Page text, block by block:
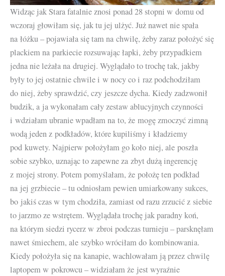
Widząc jak Stara fatalnie znosi ponad 28 stopni w domu od
wczoraj głowiłam się, jak tu jej ulżyć. Już nawet nie spała
na łóżku – pojawiała się tam na chwilę, żeby zaraz położyć się
plackiem na parkiecie rozsuwając łapki, żeby przypadkiem
jedna nie leżała na drugiej. Wyglądało to trochę tak, jakby
były to jej ostatnie chwile i w nocy co i raz podchodziłam
do niej, żeby sprawdzić, czy jeszcze dycha. Kiedy zadzwonił
budzik, a ja wykonałam cały zestaw ablucyjnych czynności
i wdziałam ubranie wpadłam na to, że mogę zmoczyć zimną
wodą jeden z podkładów, które kupiliśmy i kładziemy
pod kuwety. Najpierw położyłam go koło niej, ale poszła
sobie szybko, uznając to zapewne za zbyt dużą ingerencję
z mojej strony. Potem pomyślałam, że położę ten podkład
na jej grzbiecie – tu odniosłam pewien umiarkowany sukces,
bo jakiś czas w tym chodziła, zamiast od razu zrzucić z siebie
to jarzmo ze wstrętem. Wyglądała trochę jak paradny koń,
na którym siedzi rycerz w zbroi podczas turnieju – parsknęłam
nawet śmiechem, ale szybko wróciłam do kombinowania.
Kiedy położyła się na kanapie, wachlowałam ją przez chwilę
laptopem w pokrowcu – widziałam że jest wyraźnie